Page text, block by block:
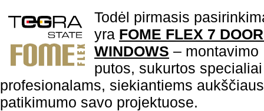
Todėl pirmasis
yra FOME FLEX 7
WINDOWS – montavimo
putos, sukurtos specialiai
profesionalams, siekiantiems
patikimumo savo projektuose.